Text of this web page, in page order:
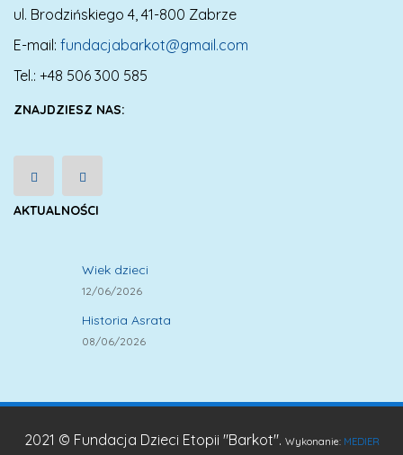
ul. Brodzińskiego 4, 41-800 Zabrze
E-mail: fundacjabarkot@gmail.com
Tel.: +48 506 300 585
ZNAJDZIESZ NAS:
AKTUALNOŚCI
Wiek dzieci
12/06/2026
Historia Asrata
08/06/2026
2021 © Fundacja Dzieci Etopii "Barkot". Wykonanie: MEDIER